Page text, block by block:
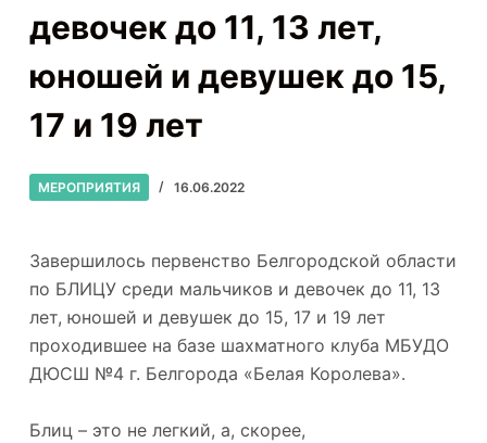
девочек до 11, 13 лет,
юношей и девушек до 15,
17 и 19 лет
МЕРОПРИЯТИЯ 16.06.2022
Завершилось первенство Белгородской области
по БЛИЦУ среди мальчиков и девочек до 11, 13
лет, юношей и девушек до 15, 17 и 19 лет
проходившее на базе шахматного клуба МБУДО
ДЮСШ №4 г. Белгорода «Белая Королева».
Блиц – это не легкий, а, скорее,